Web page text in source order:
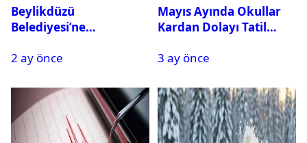
Beylikdüzü
Belediyesi’ne
Gözaltına Alındı
2 ay önce
Mayıs Ayında Okullar
Kardan Dolayı Tatil
3 ay önce